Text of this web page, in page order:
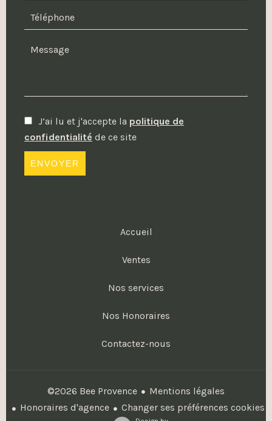
J’ai lu et j'accepte la politique de
confidentialité de ce site
ENVOYER
Accueil
Ventes
Nos services
Nos Honoraires
Contactez-nous
©2026 Bee Provence
Mentions légales
Honoraires d'agence
Changer ses préférences cookies